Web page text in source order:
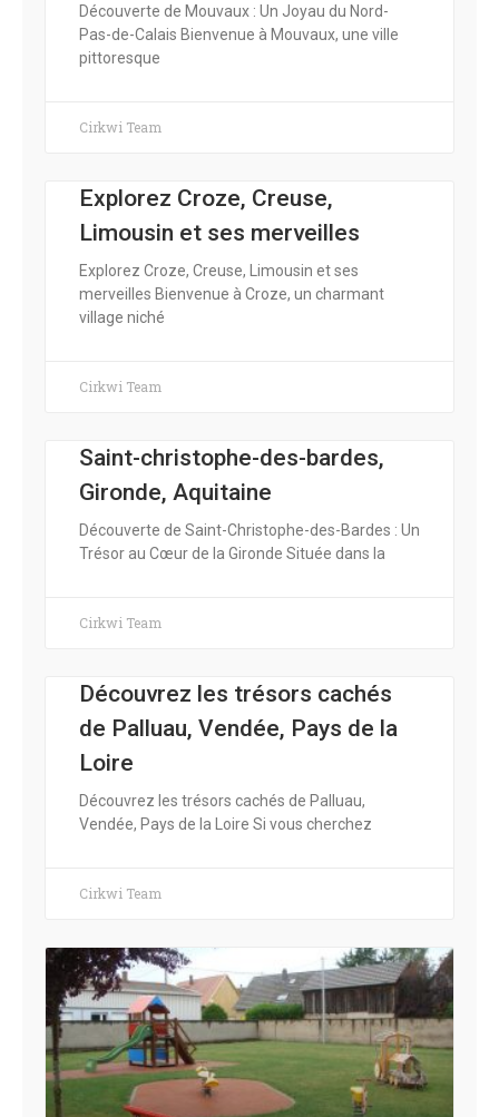
Découverte de Mouvaux : Un Joyau du Nord-
Pas-de-Calais Bienvenue à Mouvaux, une ville
pittoresque
Cirkwi Team
Explorez Croze, Creuse,
Limousin et ses merveilles
Explorez Croze, Creuse, Limousin et ses
merveilles Bienvenue à Croze, un charmant
village niché
Cirkwi Team
Saint-christophe-des-bardes,
Gironde, Aquitaine
Découverte de Saint-Christophe-des-Bardes : Un
Trésor au Cœur de la Gironde Située dans la
Cirkwi Team
Découvrez les trésors cachés
de Palluau, Vendée, Pays de la
Loire
Découvrez les trésors cachés de Palluau,
Vendée, Pays de la Loire Si vous cherchez
Cirkwi Team